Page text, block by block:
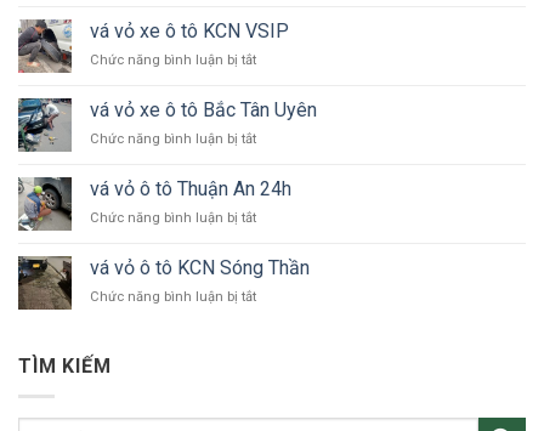
vỏ
xe
ô
24h
Dương
vá vỏ xe ô tô KCN VSIP
Chức năng bình luận bị tắtở
vỏ
xe
ô
KCN
vá vỏ xe ô tô Bắc Tân Uyên
Chức năng bình luận bị tắtở
vỏ
xe
ô
Bắc
Tân
Uyên
vá vỏ ô tô Thuận An 24h
Chức năng bình luận bị tắtở
ô
tô
vá vỏ ô tô KCN Sóng Thần
Chức năng bình luận bị tắtở
Sóng
TÌM KIẾM